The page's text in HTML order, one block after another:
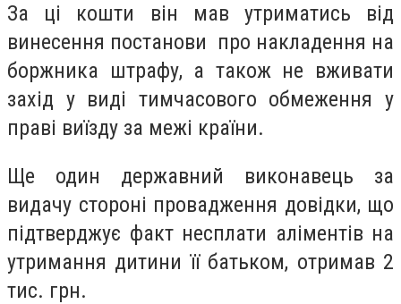
За ці кошти він мав утриматись від
винесення постанови про накладення на
боржника штрафу, а також не вживати
захід у виді тимчасового обмеження у
праві виїзду за межі країни.
Ще один державний виконавець за
видачу стороні провадження довідки, що
підтверджує факт несплати аліментів на
утримання дитини її батьком, отримав 2
тис. грн.